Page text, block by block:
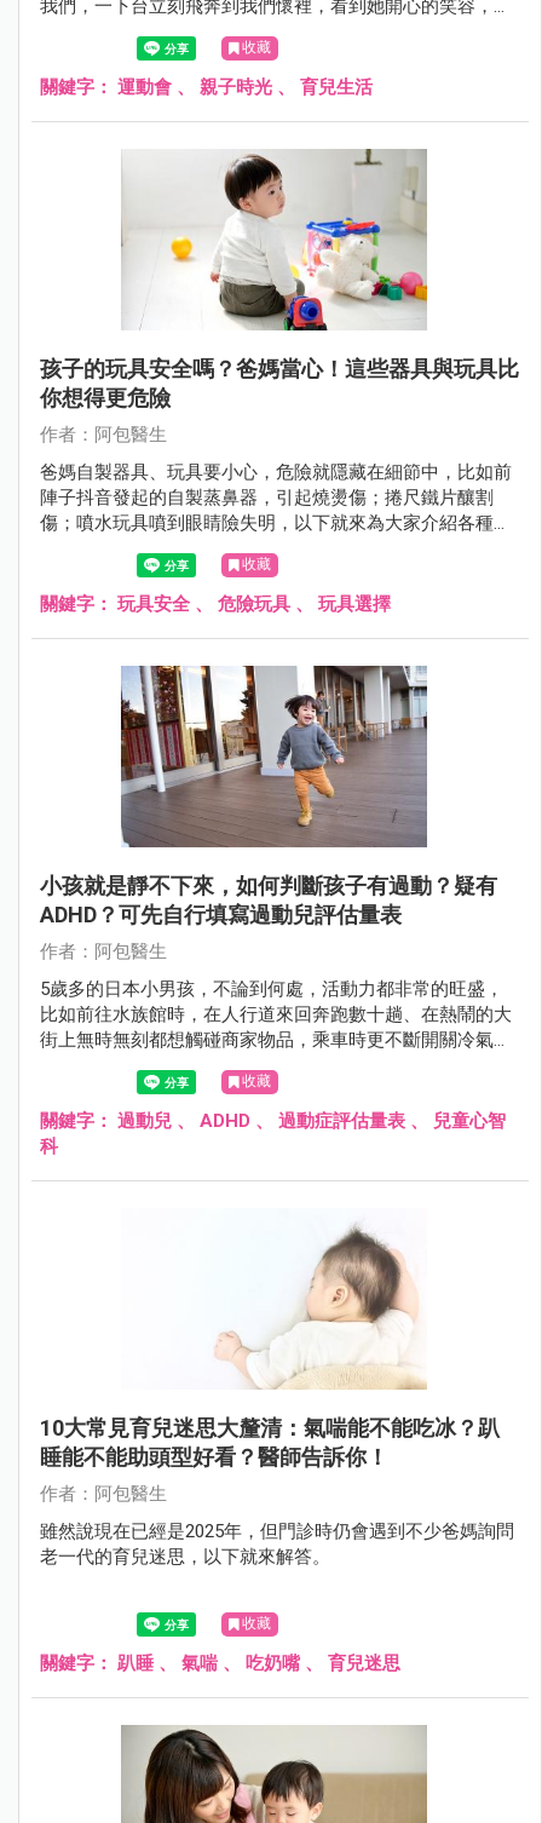
我們，一下台立刻飛奔到我們懷裡，看到她開心的笑容，真
的覺得好在有特別請假參加運動會。
收藏
關鍵字： 運動會 、 親子時光 、 育兒生活
孩子的玩具安全嗎？爸媽當心！這些器具與玩具比
你想得更危險
作者：阿包醫生
爸媽自製器具、玩具要小心，危險就隱藏在細節中，比如前
陣子抖音發起的自製蒸鼻器，引起燒燙傷；捲尺鐵片釀割
傷；噴水玩具噴到眼睛險失明，以下就來為大家介紹各種危
收藏
關鍵字： 玩具安全 、 危險玩具 、 玩具選擇
小孩就是靜不下來，如何判斷孩子有過動？疑有
ADHD？可先自行填寫過動兒評估量表
作者：阿包醫生
5歲多的日本小男孩，不論到何處，活動力都非常的旺盛，
比如前往水族館時，在人行道來回奔跑數十趟、在熱鬧的大
街上無時無刻都想觸碰商家物品，乘車時更不斷開關冷氣
口、車窗和玩垃圾，讓全車乘客都很困擾，面對疑似有過動
症的兒子，爸媽只能搖頭表示無奈。
收藏
關鍵字： 過動兒 、 ADHD 、 過動症評估量表 、
兒童心智
科
10大常見育兒迷思大釐清：氣喘能不能吃冰？趴
睡能不能助頭型好看？醫師告訴你！
作者：阿包醫生
雖然說現在已經是2025年，但門診時仍會遇到不少爸媽詢問
老一代的育兒迷思，以下就來解答。
收藏
關鍵字： 趴睡 、 氣喘、 吃奶嘴、 育兒迷思